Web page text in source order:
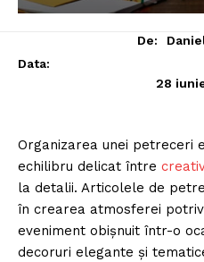
De:
Data:
28
Organizarea unei petreceri
echilibru delicat între
la detalii. Articolele de
în crearea atmosferei
eveniment obișnuit într-o
decoruri elegante și